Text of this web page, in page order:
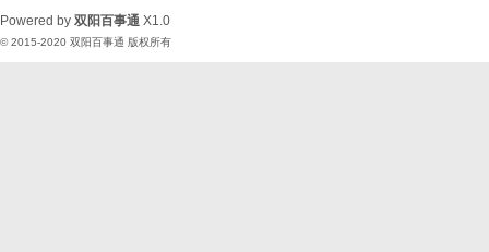
Powered by 双阳百事通 X1.0
© 2015-2020 双阳百事通 版权所有